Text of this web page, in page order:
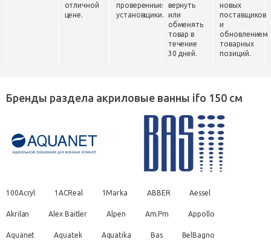
отличной
цене.
проверенные
установщики.
вернуть
или
обменять
товар в
течение
30 дней.
новых
поставщиков
и
обновлением
товарных
позиций.
Бренды раздела акриловые ванны ifo 150 см
100Acryl 1ACReal 1Marka ABBER Aessel
Akrilan Alex Baitler Alpen Am.Pm Appollo
Aquanet Aquatek Aquatika Bas BelBagno